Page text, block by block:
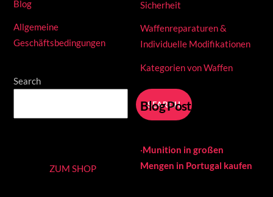
Blog
Allgemeine
Geschäftsbedingungen
Search
SEARCH
Sicherheit
Waffenreparaturen &
Individuelle Modifikationen
Kategorien von Waffen
Blog Posts
ZUM SHOP
·Munition in großen
Mengen in Portugal kaufen